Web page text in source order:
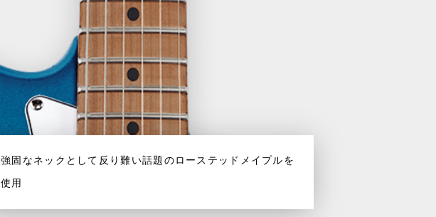
強固なネックとして反り難い話題のローステッドメイプルを
使用